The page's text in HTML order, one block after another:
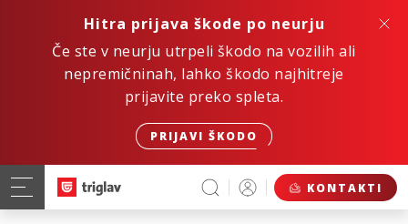
Hitra prijava škode po neurju
Če ste v neurju utrpeli škodo na vozilih ali
nepremičninah, lahko škodo najhitreje
prijavite preko spleta.
PRIJAVI ŠKODO
KONTAKTI